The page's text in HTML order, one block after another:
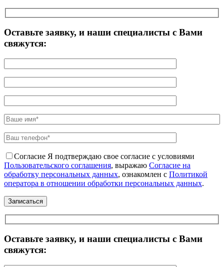
Оставьте заявку, и наши специалисты с Вами
свяжутся:
Согласие Я подтверждаю свое согласие с условиями
Пользовательского соглашения, выражаю Согласие на
обработку персональных данных, ознакомлен с Политикой
оператора в отношении обработки персональных данных.
Оставьте заявку, и наши специалисты с Вами
свяжутся: